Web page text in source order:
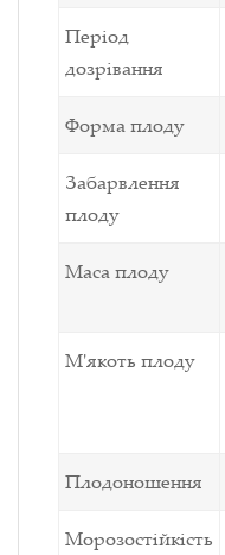
Період
дозрівання
Форма плоду
Забарвлення
плоду
Маса плоду
М'якоть плоду
Плодоношення
Морозостійкість